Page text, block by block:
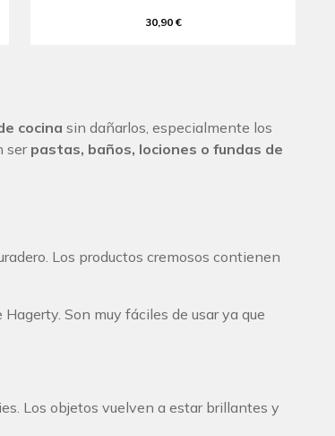
30,90 €
cocina sin dañarlos, especialmente los
ser pastas, baños, lociones o fundas de
Los productos cremosos contienen
Son muy fáciles de usar ya que
Los objetos vuelven a estar brillantes y